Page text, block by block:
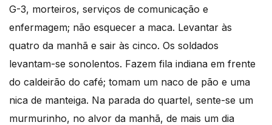
G-3, morteiros, serviços de comunicação e
enfermagem; não esquecer a maca. Levantar às
quatro da manhã e sair às cinco. Os soldados
levantam-se sonolentos. Fazem fila indiana em frente
do caldeirão do café; tomam um naco de pão e uma
nica de manteiga. Na parada do quartel, sente-se um
murmurinho, no alvor da manhã, de mais um dia